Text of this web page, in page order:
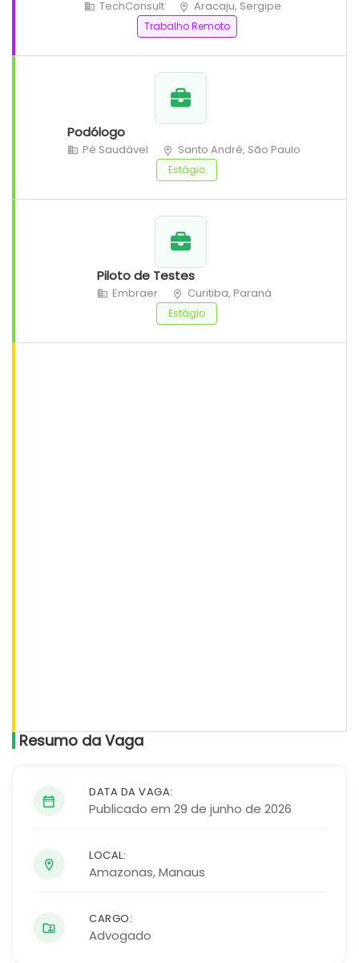
TechConsult Aracaju, Sergipe
Trabalho Remoto
Podólogo
Pé Saudável Santo André, São Paulo
Estágio
Piloto de Testes
Embraer Curitiba, Paraná
Estágio
Resumo da Vaga
DATA DA VAGA:
Publicado em 29 de junho de 2026
LOCAL:
Amazonas,Manaus
CARGO:
Advogado